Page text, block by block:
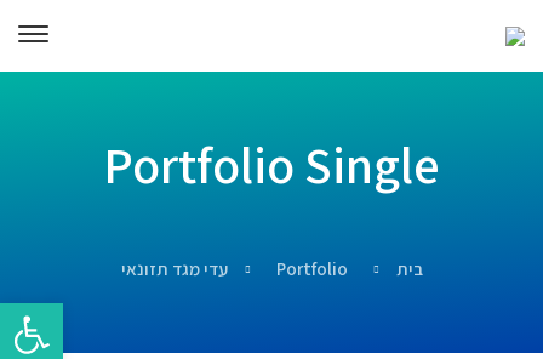
Portfolio Single
בית Portfolio עדי מגד תזונאי
פתח